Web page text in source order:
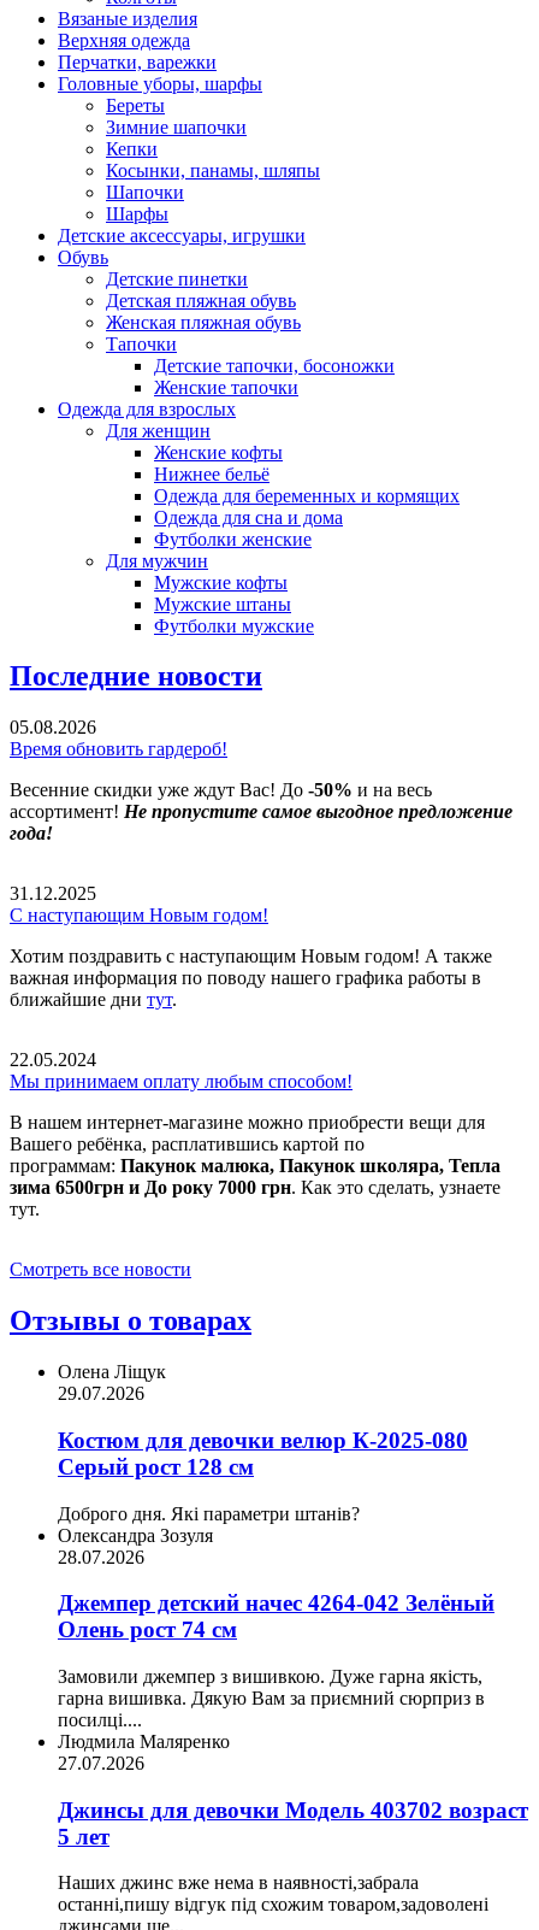
Вязаные изделия
Верхняя одежда
Перчатки, варежки
Головные уборы, шарфы
Береты
Зимние шапочки
Кепки
Косынки, панамы, шляпы
Шапочки
Шарфы
Детские аксессуары, игрушки
Обувь
Детские пинетки
Детская пляжная обувь
Женская пляжная обувь
Тапочки
Детские тапочки, босоножки
Женские тапочки
Одежда для взрослых
Для женщин
Женские кофты
Нижнее бельё
Одежда для беременных и кормящих
Одежда для сна и дома
Футболки женские
Для мужчин
Мужские кофты
Мужские штаны
Футболки мужские
Последние новости
05.08.2026
Время обновить гардероб!
Весенние скидки уже ждут Вас! До -50% и на весь
ассортимент! Не пропустите самое выгодное предложение
года!
31.12.2025
С наступающим Новым годом!
Хотим поздравить с наступающим Новым годом! А также
важная информация по поводу нашего графика работы в
ближайшие дни тут.
22.05.2024
Мы принимаем оплату любым способом!
В нашем интернет-магазине можно приобрести вещи для
Вашего ребёнка, расплатившись картой по
программам: Пакунок малюка, Пакунок школяра, Тепла
зима 6500грн и До року 7000 грн. Как это сделать, узнаете
тут.
Смотреть все новости
Отзывы о товарах
Олена Ліщук
29.07.2026
Костюм для девочки велюр К-2025-080
Серый рост 128 см
Доброго дня. Які параметри штанів?
Олександра Зозуля
28.07.2026
Джемпер детский начес 4264-042 Зелёный
Олень рост 74 см
Замовили джемпер з вишивкою. Дуже гарна якість,
гарна вишивка. Дякую Вам за приємний сюрприз в
посилці....
Людмила Маляренко
27.07.2026
Джинсы для девочки Модель 403702 возраст
5 лет
Наших джинс вже нема в наявності,забрала
останні,пишу відгук під схожим товаром,задоволені